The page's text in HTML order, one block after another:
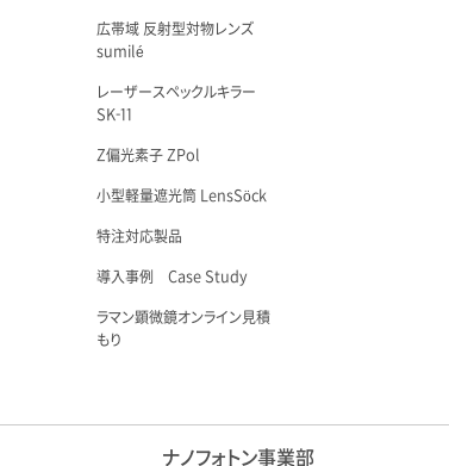
広帯域 反射型対物レンズ
sumilé
レーザースペックルキラー
SK-11
Z偏光素子 ZPol
小型軽量遮光筒 LensSöck
特注対応製品
導入事例 Case Study
ラマン顕微鏡オンライン見積
もり
ナノフォトン事業部